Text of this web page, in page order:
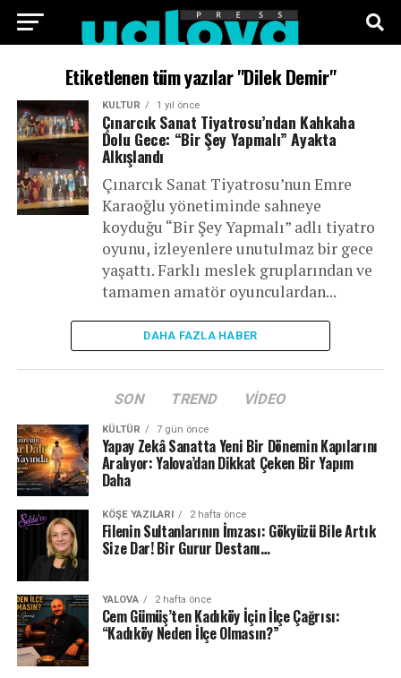
ANA SAYFA FOTO GALERI VIDEO GALERI
TEKNOLOJI EKONOMI SPOR SIYASET
KÜNYE
Etiketlenen tüm yazılar "Dilek Demir"
KÜLTÜR 1 yıl önce
Çınarcık Sanat Tiyatrosu’ndan Kahkaha
Dolu Gece: “Bir Şey Yapmalı” Ayakta
Alkışlandı
Çınarcık Sanat Tiyatrosu’nun Emre
Karaoğlu yönetiminde sahneye
koyduğu “Bir Şey Yapmalı” adlı tiyatro
oyunu, izleyenlere unutulmaz bir gece
yaşattı. Farklı meslek gruplarından ve
tamamen amatör oyunculardan...
DAHA FAZLA HABER
SON TREND VIDEO
KÜLTÜR 7 gün önce
Yapay Zekâ Sanatta Yeni Bir Dönemin Kapılarını
Aralıyor: Yalova’dan Dikkat Çeken Bir Yapım
Daha
KÖŞE YAZILARI 2 hafta önce
Filenin Sultanlarının İmzası: Gökyüzü Bile Artık
Size Dar! Bir Gurur Destanı…
YALOVA 2 hafta önce
Cem Gümüş’ten Kadıköy İçin İlçe Çağrısı:
“Kadıköy Neden İlçe Olmasın?”